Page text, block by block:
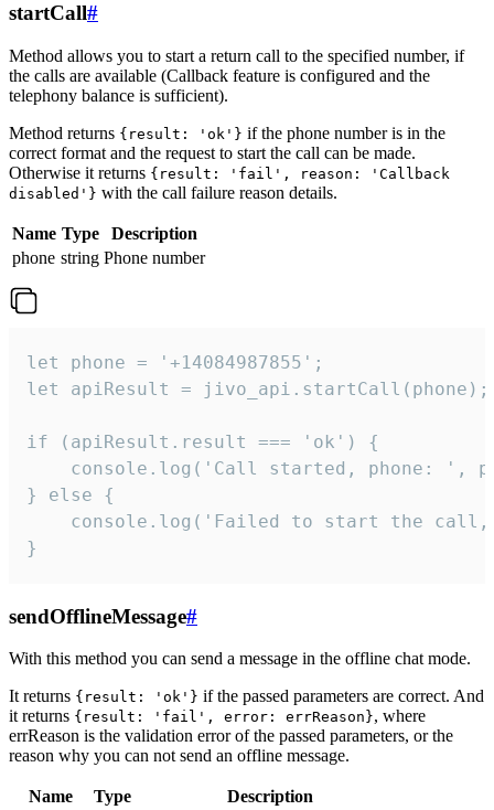
startCall#
Method allows you to start a return call to the specified number, if
the calls are available (Callback feature is configured and the
telephony balance is sufficient).
Method returns {result: 'ok'} if the phone number is in the
correct format and the request to start the call can be made.
Otherwise it returns {result: 'fail', reason: 'Callback
disabled'} with the call failure reason details.
Name Type
Description
phone string Phone number
let phone = '+14084987855';
let apiResult = jivo_api.startCall(phone);
if (apiResult.result === 'ok') {
console.log('Call started, phone: ',
} else {
console.log('Failed to start the
}
sendOfflineMessage#
With this method you can send a message in the offline chat mode.
It returns {result: 'ok'} if the passed parameters are correct. And
it returns {result: 'fail', error: errReason}, where
errReason is the validation error of the passed parameters, or the
reason why you can not send an offline message.
Name Type
Description